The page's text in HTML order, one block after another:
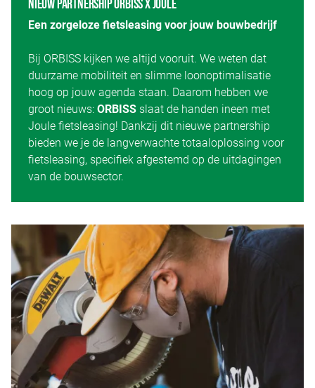
NIEUW PARTNERSHIP ORBISS X JOULE
Een zorgeloze fietsleasing voor jouw bouwbedrijf
Bij ORBISS kijken we altijd vooruit. We weten dat
duurzame mobiliteit en slimme loonoptimalisatie
hoog op jouw agenda staan. Daarom hebben we
groot nieuws: ORBISS slaat de handen ineen met
Joule fietsleasing! Dankzij dit nieuwe partnership
bieden we je de langverwachte totaaloplossing voor
fietsleasing, specifiek afgestemd op de uitdagingen
van de bouwsector.